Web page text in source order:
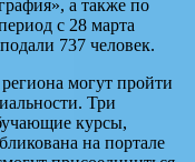
а также по
с 28 марта
737 человек.
могут пройти
Три
курсы,
на портале